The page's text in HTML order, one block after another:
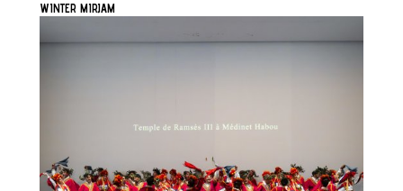
WINTER MIRJAM